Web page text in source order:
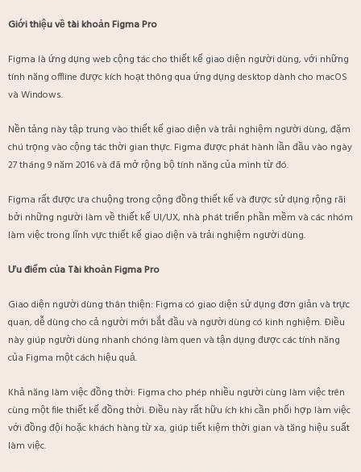
Giới thiệu về tài khoản Figma Pro
Figma là ứng dụng web cộng tác cho thiết kế giao diện người dùng, với những
tính năng offline được kích hoạt thông qua ứng dụng desktop dành cho macOS
và Windows.
Nền tảng này tập trung vào thiết kế giao diện và trải nghiệm người dùng, đặm
chú trọng vào cộng tác thời gian thực. Figma được phát hành lần đầu vào ngày
27 tháng 9 năm 2016 và đã mở rộng bộ tính năng của mình từ đó.
Figma rất được ưa chuộng trong cộng đồng thiết kế và được sử dụng rộng rãi
bởi những người làm về thiết kế UI/UX, nhà phát triển phần mềm và các nhóm
làm việc trong lĩnh vực thiết kế giao diện và trải nghiệm người dùng.
Ưu điểm của Tài khoản Figma Pro
Giao diện người dùng thân thiện: Figma có giao diện sử dụng đơn giản và trực
quan, dễ dùng cho cả người mới bắt đầu và người dùng có kinh nghiệm. Điều
này giúp người dùng nhanh chóng làm quen và tận dụng được các tính năng
của Figma một cách hiệu quả.
Khả năng làm việc đồng thời: Figma cho phép nhiều người cùng làm việc trên
cùng một file thiết kế đồng thời. Điều này rất hữu ích khi cần phối hợp làm việc
với đồng đội hoặc khách hàng từ xa, giúp tiết kiệm thời gian và tăng hiệu suất
làm việc.